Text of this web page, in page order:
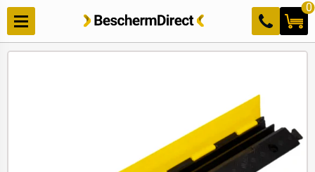
Meteen
naar de
content
0